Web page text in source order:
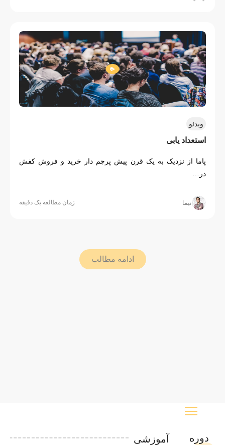
ویدئو
استعداد یابی
پاما از نزدیک به یک قرن پیش پرچم دار خرید و فروش کفش
در…
نیما زمان مطالعه یک دقیقه
ادامه مطالب
دوره آموزشی